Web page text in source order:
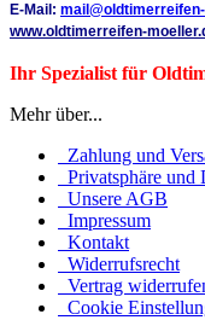
E-Mail:
www.oldtimerreifen-
Ihr Spezialist für
Mehr über...
Zahlung und
Privatsphäre und
Unsere AGB
Impressum
Kontakt
Widerrufsrecht
Vertrag
Cookie